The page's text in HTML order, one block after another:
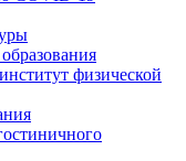
физической